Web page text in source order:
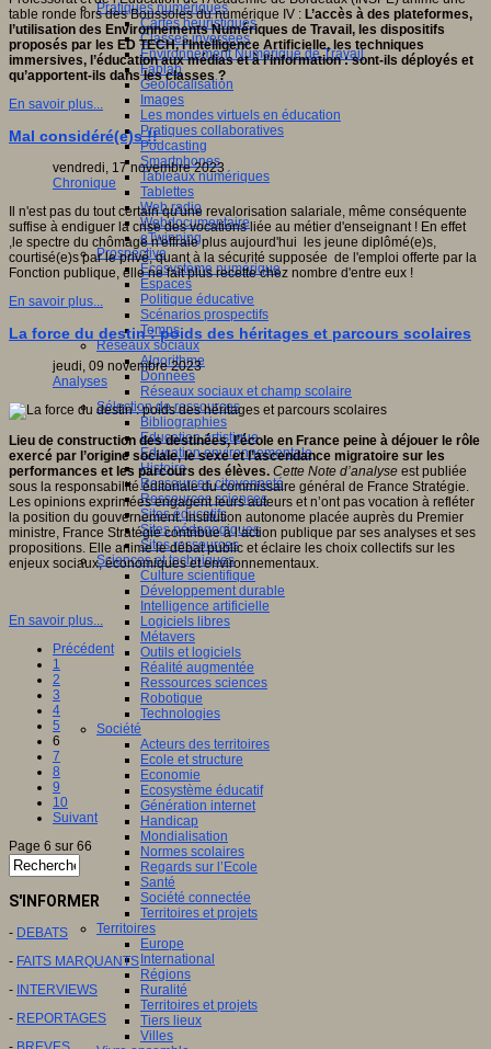
Pratiques numériques
Cartes heuristiques
Classes inversées
Environnement Numérique de Travail
Fablab
Géolocalisation
Images
Les mondes virtuels en éducation
Pratiques collaboratives
Podcasting
Smartphones
Tableaux numériques
Tablettes
Web radio
Webdocumentaire
eTwinning
Prospective
Ecosystème numérique
Espaces
Politique éducative
Scénarios prospectifs
Temps
Réseaux sociaux
Algorithme
Données
Réseaux sociaux et champ scolaire
Sélection de ressources
Bibliographies
Education artistique
Education environnementale
Histoire
Ressources citoyenneté
Ressources sciences
Sites éducatifs
Sites pédagogiques
Sites ressources
Sciences et techniques
Culture scientifique
Développement durable
Intelligence artificielle
Logiciels libres
Métavers
Outils et logiciels
Réalité augmentée
Ressources sciences
Robotique
Technologies
Société
Acteurs des territoires
Ecole et structure
Economie
Ecosystème éducatif
Génération internet
Handicap
Mondialisation
Normes scolaires
Regards sur l’Ecole
Santé
Société connectée
Territoires et projets
Territoires
Europe
International
Régions
Ruralité
Territoires et projets
Tiers lieux
Villes
table ronde lors des Boussoles du numérique IV : L’accès à des plateformes,
l’utilisation des Environnements Numériques de Travail, les dispositifs
proposés par les ED TECH, l’Intelligence Artificielle, les techniques
immersives, l’éducation aux médias et à l’information : sont-ils déployés et
qu’apportent-ils dans les classes ?
En savoir plus...
Mal considéré(e)s !!
vendredi, 17 novembre 2023
Chronique
Il n'est pas du tout certain qu'une revalorisation salariale, même conséquente
suffise à endiguer la crise des vocations liée au métier d'enseignant ! En effet
,le spectre du chômage n'effraie plus aujourd'hui les jeune diplômé(e)s,
courtisé(e)s par le privé, quant à la sécurité supposée de l'emploi offerte par la
Fonction publique, elle ne fait plus recette chez nombre d'entre eux !
En savoir plus...
La force du destin : poids des héritages et parcours scolaires
jeudi, 09 novembre 2023
Analyses
Lieu de construction des destinées, l’école en France peine à déjouer le rôle
exercé par l’origine sociale, le sexe et l’ascendance migratoire sur les
performances et les parcours des élèves. Cette Note d’analyse est publiée
sous la responsabilité éditoriale du commissaire général de France Stratégie.
Les opinions exprimées engagent leurs auteurs et n’ont pas vocation à refléter
la position du gouvernement. Institution autonome placée auprès du Premier
ministre, France Stratégie contribue à l’action publique par ses analyses et ses
propositions. Elle anime le débat public et éclaire les choix collectifs sur les
enjeux sociaux, économiques et environnementaux.
En savoir plus...
Précédent
1
2
3
4
5
6
7
8
9
10
Suivant
Page 6 sur 66
S'INFORMER
- DEBATS
- FAITS MARQUANTS
- INTERVIEWS
- REPORTAGES